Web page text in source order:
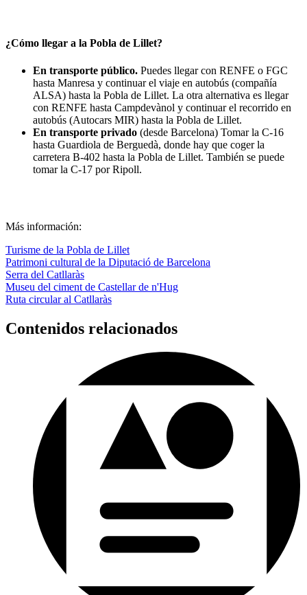
¿Cómo llegar a la Pobla de Lillet?
En transporte público. Puedes llegar con RENFE o FGC
hasta Manresa y continuar el viaje en autobús (compañía
ALSA) hasta la Pobla de Lillet. La otra alternativa es llegar
con RENFE hasta Campdevànol y continuar el recorrido en
autobús (Autocars MIR) hasta la Pobla de Lillet.
En transporte privado (desde Barcelona) Tomar la C-16
hasta Guardiola de Berguedà, donde hay que coger la
carretera B-402 hasta la Pobla de Lillet. También se puede
tomar la C-17 por Ripoll.
Más información:
Turisme de la Pobla de Lillet
Patrimoni cultural de la Diputació de Barcelona
Serra del Catllaràs
Museu del ciment de Castellar de n'Hug
Ruta circular al Catllaràs
Contenidos relacionados